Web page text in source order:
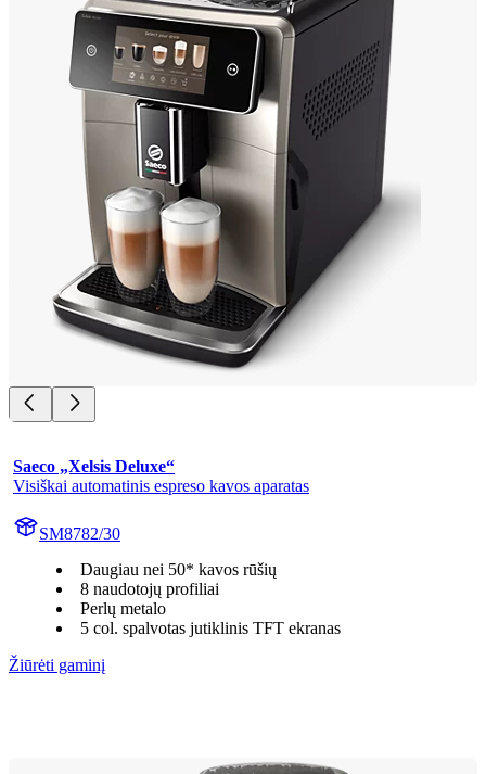
Saeco „Xelsis Deluxe“
Visiškai automatinis espreso kavos aparatas
SM8782/30
Daugiau nei 50* kavos rūšių
8 naudotojų profiliai
Perlų metalo
5 col. spalvotas jutiklinis TFT ekranas
Žiūrėti gaminį